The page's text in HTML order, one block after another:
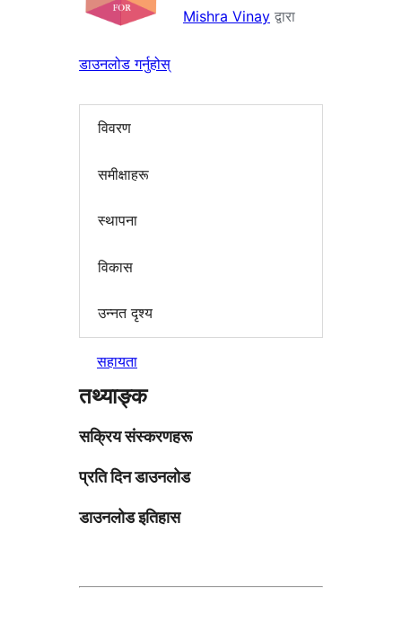
Mishra Vinay द्वारा
डाउनलोड गर्नुहोस्
विवरण
समीक्षाहरू
स्थापना
विकास
उन्नत दृश्य
सहायता
तथ्याङ्क
सक्रिय संस्करणहरू
प्रति दिन डाउनलोड
डाउनलोड इतिहास